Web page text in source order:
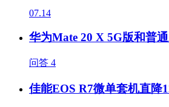
07.14
华为Mate 20 X 5G版和普
问答 4
佳能EOS R7微单套机直降